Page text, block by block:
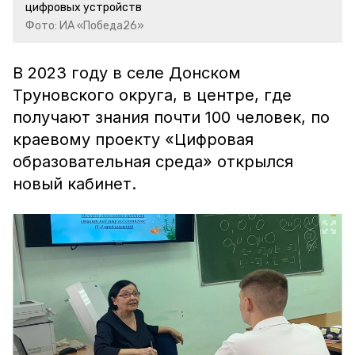
цифровых устройств
Фото: ИА «Победа26»
В 2023 году в селе Донском
Труновского округа, в центре, где
получают знания почти 100 человек, по
краевому проекту «Цифровая
образовательная среда» открылся
новый кабинет.